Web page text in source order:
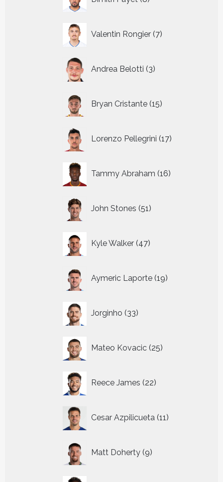
producten
Valentin Rongier 7
producten
Andrea Belotti 3
producten
Bryan Cristante 15
producten
Lorenzo Pellegrini 17
producten
Tammy Abraham 16
producten
John Stones 51
producten
Kyle Walker 47
producten
Aymeric Laporte 19
producten
Jorginho 33
producten
Mateo Kovacic 25
producten
Reece James 22
producten
Cesar Azpilicueta 11
producten
Matt Doherty 9
producten